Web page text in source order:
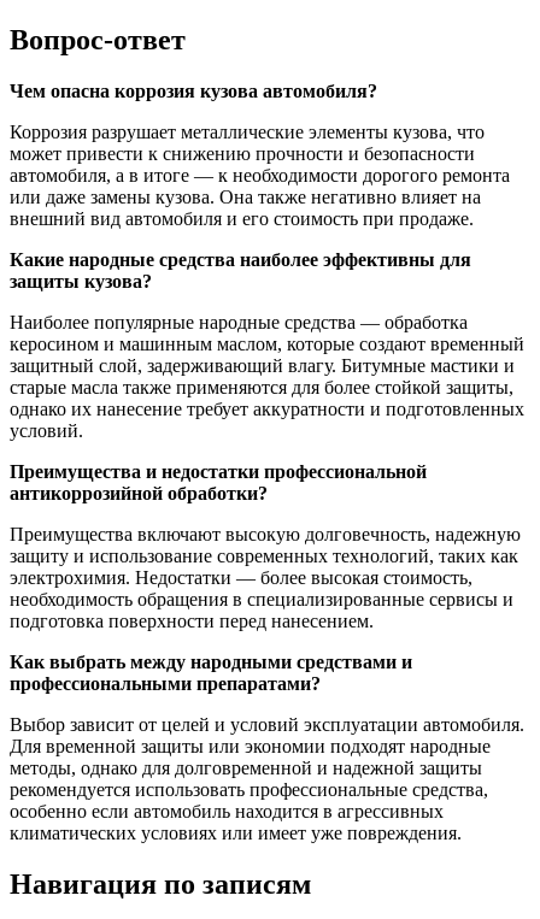
Вопрос-ответ
Чем опасна коррозия кузова автомобиля?
Коррозия разрушает металлические элементы кузова, что
может привести к снижению прочности и безопасности
автомобиля, а в итоге — к необходимости дорогого ремонта
или даже замены кузова. Она также негативно влияет на
внешний вид автомобиля и его стоимость при продаже.
Какие народные средства наиболее эффективны для
защиты кузова?
Наиболее популярные народные средства — обработка
керосином и машинным маслом, которые создают временный
защитный слой, задерживающий влагу. Битумные мастики и
старые масла также применяются для более стойкой защиты,
однако их нанесение требует аккуратности и подготовленных
условий.
Преимущества и недостатки профессиональной
антикоррозийной обработки?
Преимущества включают высокую долговечность, надежную
защиту и использование современных технологий, таких как
электрохимия. Недостатки — более высокая стоимость,
необходимость обращения в специализированные сервисы и
подготовка поверхности перед нанесением.
Как выбрать между народными средствами и
профессиональными препаратами?
Выбор зависит от целей и условий эксплуатации автомобиля.
Для временной защиты или экономии подходят народные
методы, однако для долговременной и надежной защиты
рекомендуется использовать профессиональные средства,
особенно если автомобиль находится в агрессивных
климатических условиях или имеет уже повреждения.
Навигация по записям